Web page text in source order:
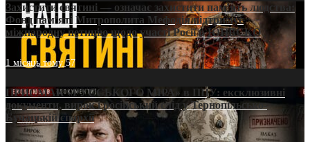
Захистити святині — означає захистити пам’ять людства:
Фонд пам’яті Митрополита Мефодія підтримує
міжнародну петицію щодо участі Росії в ЮНЕСКО
1 місяць тому57
ПРИСМАК «РУССЬКОГО МІРА» в ПЦУ: ексклюзивні
документи, вирок і російський слід у Тернопільсько-
Бучацькій єпархії